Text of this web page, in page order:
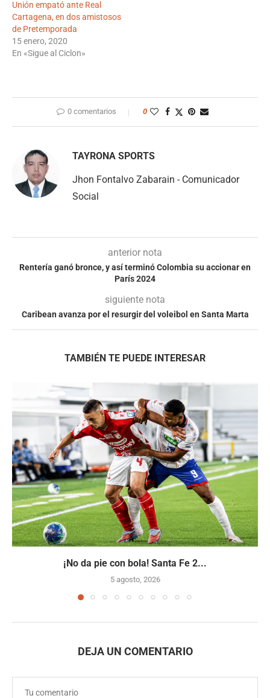
Unión empató ante Real
Cartagena, en dos amistosos
de Pretemporada
15 enero, 2020
En «Sigue al Ciclon»
0 comentarios 0
TAYRONA SPORTS
Jhon Fontalvo Zabarain - Comunicador
Social
anterior nota
Rentería ganó bronce, y así terminó Colombia su accionar en
París 2024
siguiente nota
Caribean avanza por el resurgir del voleibol en Santa Marta
TAMBIÉN TE PUEDE INTERESAR
¡No da pie con bola! Santa Fe 2...
5 agosto, 2026
DEJA UN COMENTARIO